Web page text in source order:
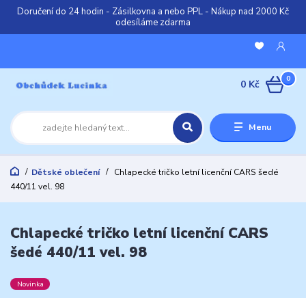
Doručení do 24 hodin - Zásilkovna a nebo PPL - Nákup nad 2000 Kč
odesíláme zdarma
Menu
0
0 Kč
Dětské oblečení
Chlapecké tričko letní licenční CARS šedé
440/11 vel. 98
Chlapecké tričko letní licenční CARS
šedé 440/11 vel. 98
Novinka